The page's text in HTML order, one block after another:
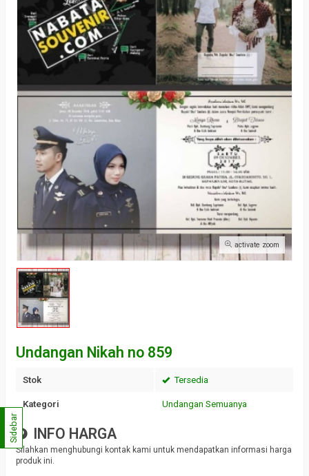
activate zoom
Undangan Nikah no 859
Stok Tersedia
Kategori Undangan Semuanya
INFO HARGA
Silahkan menghubungi kontak kami untuk mendapatkan informasi harga
produk ini.
Sidebar